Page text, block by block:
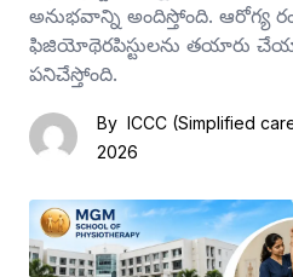
అనుభవాన్ని అందిస్తోంది. ఆరోగ్య
ఫిజియోథెరపిస్టులను తయారు
పనిచేస్తోంది.
By ICCC (Simplified
2026